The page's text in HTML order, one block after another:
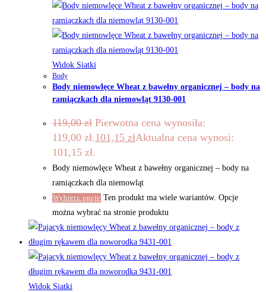
Widok Siatki
Body
Body niemowlęce Wheat z bawełny organicznej – body na
ramiączkach dla niemowląt 9130-001
119,00zł Pierwotna cena wynosiła:
119,00 zł.101,15 złAktualna cena wynosi:
101,15 zł.
Body niemowlęce Wheat z bawełny organicznej – body na
ramiączkach dla niemowląt
Wybierz opcje Ten produkt ma wiele wariantów. Opcje
można wybrać na stronie produktu
Widok Siatki